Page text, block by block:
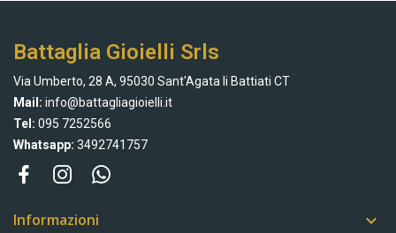
Battaglia Gioielli Srls
Via Umberto, 28 A, 95030 Sant'Agata li Battiati CT
Mail: info@battagliagioielli.it
Tel: 095 7252566
Whatsapp: 3492741757
Informazioni 